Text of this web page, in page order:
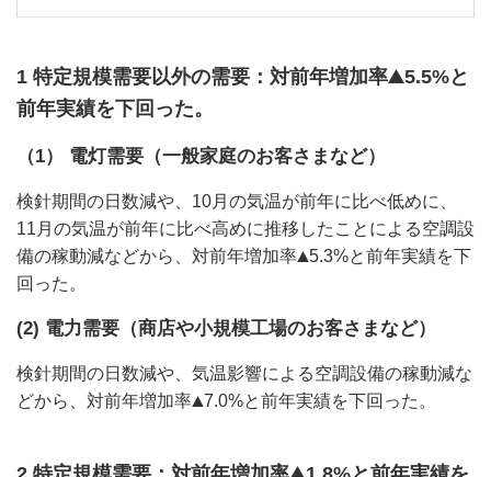
1 特定規模需要以外の需要：対前年増加率
5.5%と
前年実績を下回った。
（1） 電灯需要（一般家庭のお客さまなど）
検針期間の日数減や、10月の気温が前年に比べ低めに、
11月の気温が前年に比べ高めに推移したことによる空調設
備の稼動減などから、対前年増加率
5.3%と前年実績を下
回った。
(2) 電力需要（商店や小規模工場のお客さまなど）
検針期間の日数減や、気温影響による空調設備の稼動減な
どから、対前年増加率
7.0%と前年実績を下回った。